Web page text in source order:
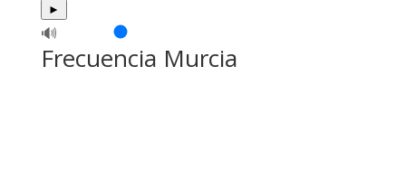
►
🔊
Frecuencia Murcia